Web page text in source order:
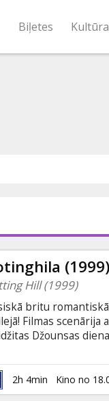
Biļetes Kultūra
(1999)
Hill (1999)
britu
Filmas scenārija
Džounsas
skaistākā
uzduras – šoreiz
viņa mājās
2h 4min Kino no